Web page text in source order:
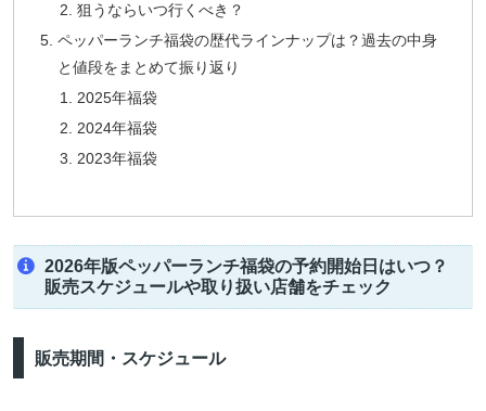
狙うならいつ行くべき？
ペッパーランチ福袋の歴代ラインナップは？過去の中身
と値段をまとめて振り返り
2025年福袋
2024年福袋
2023年福袋
2026年版ペッパーランチ福袋の予約開始日はいつ？
販売スケジュールや取り扱い店舗をチェック
販売期間・スケジュール